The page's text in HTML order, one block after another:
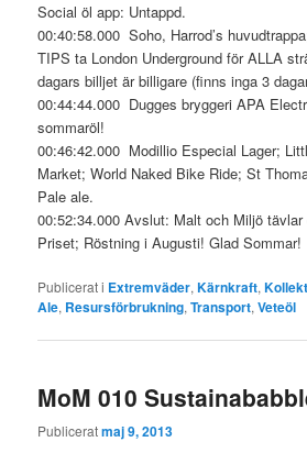
Social öl app: Untappd.
00:40:58.000 Soho, Harrod’s
TIPS ta London Underground för ALLA
dagars billjet är billigare (finns inga 3
00:44:44.000 Dugges bryggeri APA
sommaröl!
00:46:42.000 Modillio Especial Lager;
Market; World Naked Bike Ride; St
Pale ale.
00:52:34.000 Avslut: Malt och Miljö
Priset; Röstning i Augusti! Glad Sommar!
Publicerat i Extremväder,Kärnkraft,
Ale, Resursförbrukning,Transport,Veteöl
MoM 010
Publiceratmaj 9, 2013